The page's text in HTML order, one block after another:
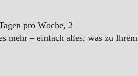
pro Woche, 2
mehr – einfach alles, was zu Ihrem